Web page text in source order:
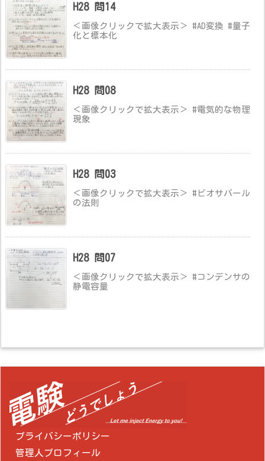
H28 問14
＜画像クリックで拡大表示＞ #AD変換 #量子
化と標本化
H28 問08
＜画像クリックで拡大表示＞ #電気的な物理
現象
H28 問03
＜画像クリックで拡大表示＞ #ビオサバール
の法則
H28 問07
＜画像クリックで拡大表示＞ #コンデンサの
静電容量
プライバシーポリシー
管理人プロフィール